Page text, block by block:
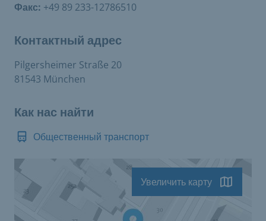
Факс: +49 89 233-12786510
Контактный адрес
Pilgersheimer Straße 20
81543 München
Как нас найти
Общественный транспорт
Увеличить карту